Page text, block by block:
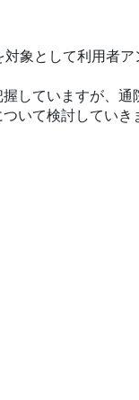
象として利用者ア
していますが、通
いて検討していき